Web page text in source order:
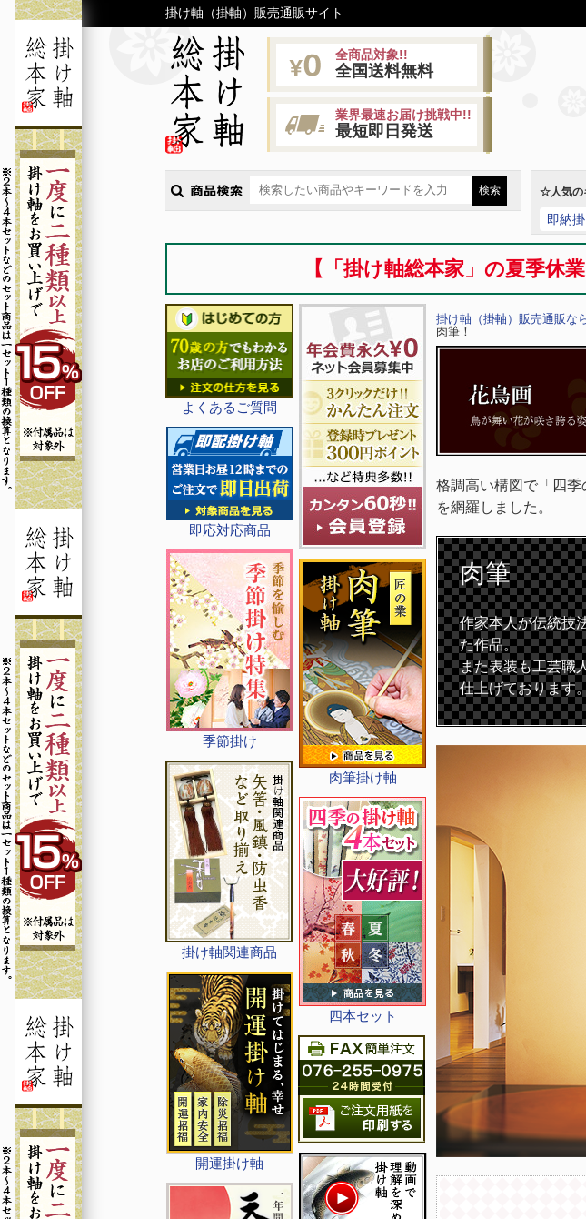
掛け軸（掛軸）販売通販サイト
全商品対象!!
全国送料無料
業界最速お届け挑戦中!!
最短即日発送
☆人気の
即納
【「掛け軸総本家」の夏季
よくあるご質問
即応対応商品
季節掛け
掛け軸関連商品
開運掛け軸
肉筆掛け軸
四本セット
掛け軸（掛軸）販売通販な
肉筆！
格調高い構図で「四
を網羅しました。
肉筆
作家本人が伝統技
た作品。
また表装も工芸職
仕上げております